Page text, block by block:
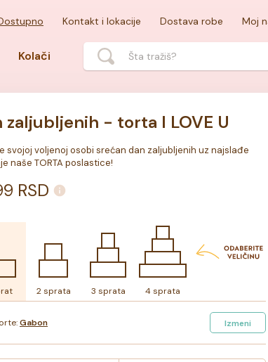
Kontakt i lokacije Dostava robe Moj
Kolači
zaljubljenih - torta I LOVE U
svojoj voljenoj osobi srećan dan zaljubljenih uz najslađe
naše TORTA poslastice!
RSD
2 sprata 3 sprata 4 sprata
Gabon Izmeni